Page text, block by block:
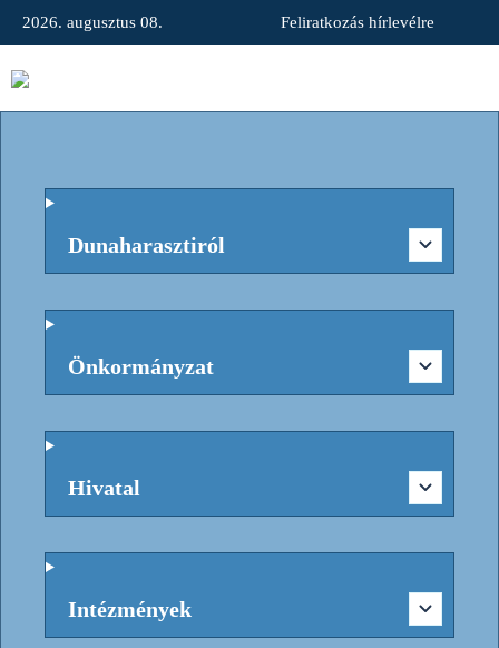
2026. augusztus 08. Feliratkozás hírlevélre
Dunaharasztiról
Önkormányzat
Hivatal
Intézmények